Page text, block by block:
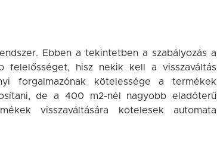
Ebben a tekintetben a szabályozás a
felelősséget, hisz nekik kell a visszaváltás
forgalmazónak kötelessége a termékek
de a 400 m2-nél nagyobb eladóterű
visszaváltására kötelesek automata